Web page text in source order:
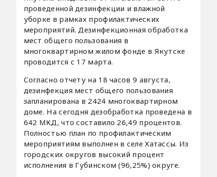
проведенной дезинфекции и влажной
уборке в рамках профилактических
мероприятий. Дезинфекционная обработка
мест общего пользования в
многоквартирном жилом фонде в Якутске
проводится с 17 марта.
Согласно отчету на 18 часов 9 августа,
дезинфекция мест общего пользования
запланирована в 2424 многоквартирном
доме. На сегодня дезобработка проведена в
642 МКД, что составило 26,49 процентов.
Полностью план по профилактическим
мероприятиям выполнен в селе Хатассы. Из
городских округов высокий процент
исполнения в Губинском (96,25%) округе.